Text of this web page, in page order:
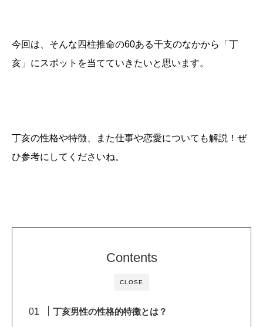
今回は、そんな四柱推命の60ある干支のなかから「丁
亥」にスポットを当てていきたいと思います。
丁亥の性格や特徴、また仕事や恋愛についても解説！ぜ
ひ参考にしてくださいね。
CLOSE
Contents
丁亥男性の性格的特徴とは？